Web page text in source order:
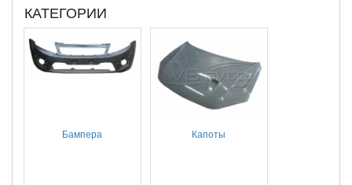
КАТЕГОРИИ
Бампера Капоты